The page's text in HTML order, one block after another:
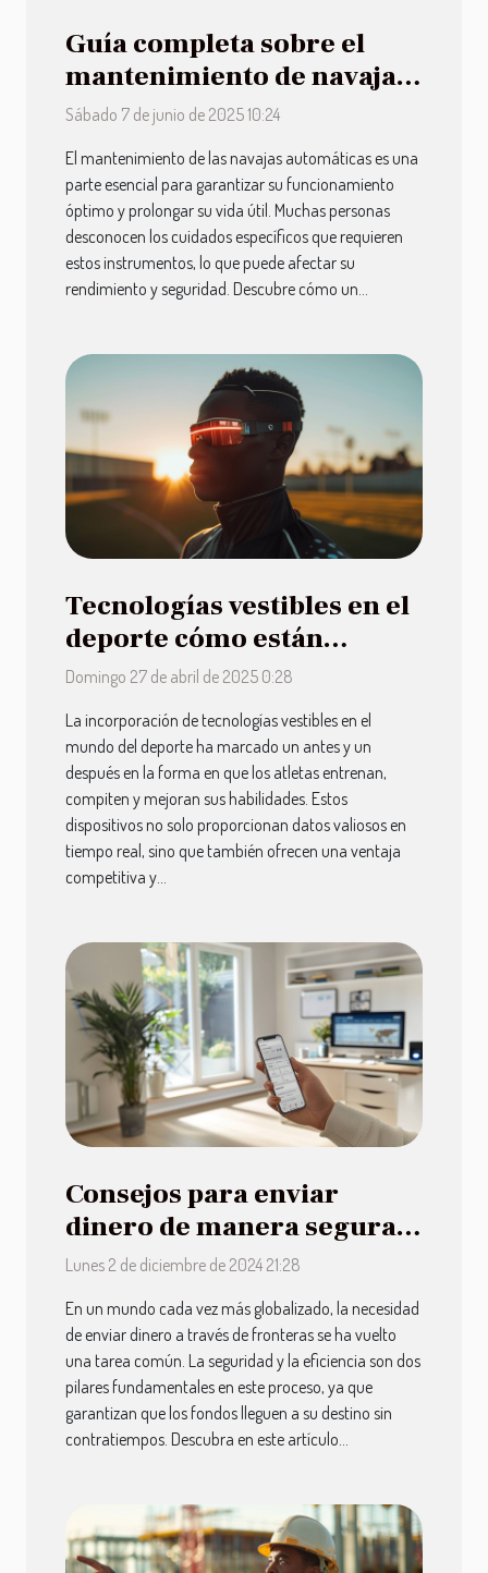
Guía completa sobre el
mantenimiento de navajas
automáticas
Sábado 7 de junio de 2025 10:24
El mantenimiento de las navajas automáticas es una
parte esencial para garantizar su funcionamiento
óptimo y prolongar su vida útil. Muchas personas
desconocen los cuidados específicos que requieren
estos instrumentos, lo que puede afectar su
rendimiento y seguridad. Descubre cómo un...
Tecnologías vestibles en el
deporte cómo están
mejorando el rendimiento
y la experiencia de los
atletas
Domingo 27 de abril de 2025 0:28
La incorporación de tecnologías vestibles en el
mundo del deporte ha marcado un antes y un
después en la forma en que los atletas entrenan,
compiten y mejoran sus habilidades. Estos
dispositivos no solo proporcionan datos valiosos en
tiempo real, sino que también ofrecen una ventaja
competitiva y...
Consejos para enviar
dinero de manera segura y
eficiente
Lunes 2 de diciembre de 2024 21:28
En un mundo cada vez más globalizado, la necesidad
de enviar dinero a través de fronteras se ha vuelto
una tarea común. La seguridad y la eficiencia son dos
pilares fundamentales en este proceso, ya que
garantizan que los fondos lleguen a su destino sin
contratiempos. Descubra en este artículo...